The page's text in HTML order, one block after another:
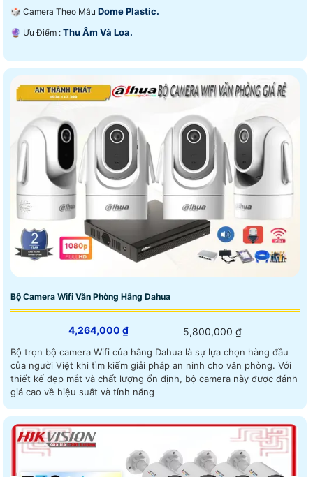
🎲 Camera Theo Mẫu Dome Plastic.
️🔮 Ưu Điểm : Thu Âm Và Loa.
Bộ Camera Wifi Văn Phòng Hãng Dahua
4,264,000 ₫ 5,800,000 ₫
Bộ trọn bộ camera Wifi của hãng Dahua là sự lựa chọn hàng đầu
của người Việt khi tìm kiếm giải pháp an ninh cho văn phòng. Với
thiết kế đẹp mắt và chất lượng ổn định, bộ camera này được đánh
giá cao về hiệu suất và tính năng